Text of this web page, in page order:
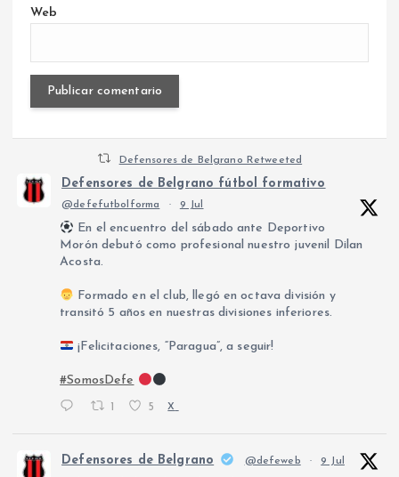
Web
Defensores de Belgrano Retweeted
Defensores de Belgrano fútbol formativo
@defefutbolforma · 9 Jul
En el encuentro del sábado ante Deportivo
Morón debutó como profesional nuestro juvenil Dilan
Acosta.
Formado en el club, llegó en octava división y
transitó 5 años en nuestras divisiones inferiores.
¡Felicitaciones, “Paragua”, a seguir!
#SomosDefe
5 X
Defensores de Belgrano @defeweb · 9 Jul